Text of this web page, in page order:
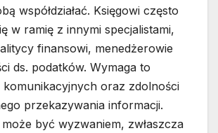
współdziałać. Księgowi często
w ramię z innymi specjalistami,
finansowi, menedżerowie
ds. podatków. Wymaga to
komunikacyjnych oraz zdolności
przekazywania informacji.
może być wyzwaniem, zwłaszcza